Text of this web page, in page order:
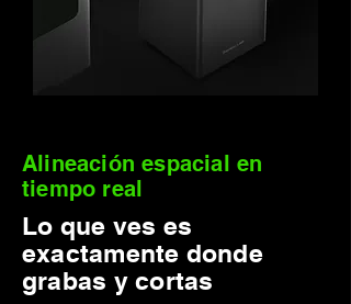
Alineación espacial en
tiempo real
Lo que ves es
exactamente donde
grabas y cortas